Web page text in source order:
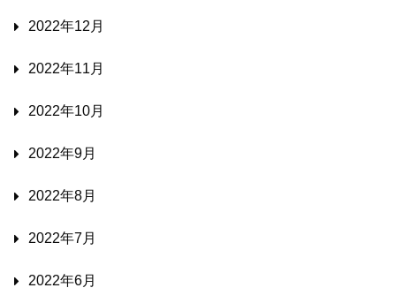
2022年12月
2022年11月
2022年10月
2022年9月
2022年8月
2022年7月
2022年6月